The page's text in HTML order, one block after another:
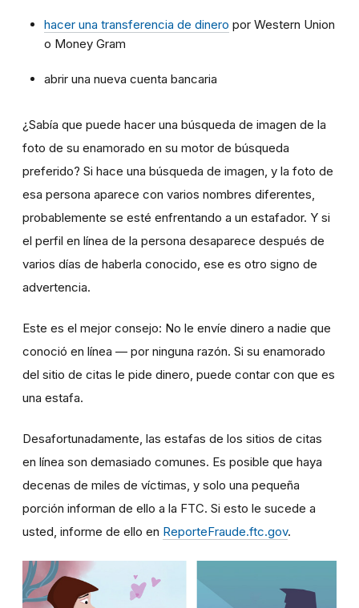
hacer una transferencia de dinero por Western Union
o Money Gram
abrir una nueva cuenta bancaria
¿Sabía que puede hacer una búsqueda de imagen de la
foto de su enamorado en su motor de búsqueda
preferido? Si hace una búsqueda de imagen, y la foto de
esa persona aparece con varios nombres diferentes,
probablemente se esté enfrentando a un estafador. Y si
el perfil en línea de la persona desaparece después de
varios días de haberla conocido, ese es otro signo de
advertencia.
Este es el mejor consejo: No le envíe dinero a nadie que
conoció en línea — por ninguna razón. Si su enamorado
del sitio de citas le pide dinero, puede contar con que es
una estafa.
Desafortunadamente, las estafas de los sitios de citas
en línea son demasiado comunes. Es posible que haya
decenas de miles de víctimas, y solo una pequeña
porción informan de ello a la FTC. Si esto le sucede a
usted, informe de ello en ReporteFraude.ftc.gov.